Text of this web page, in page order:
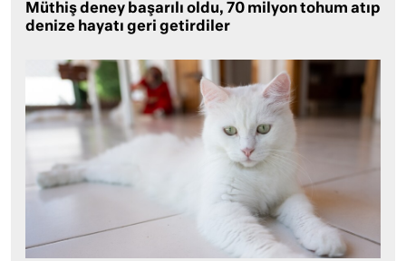
Müthiş deney başarılı oldu, 70 milyon tohum atıp
denize hayatı geri getirdiler